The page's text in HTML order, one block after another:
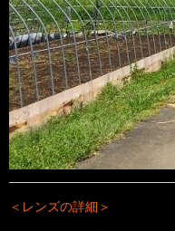
＜レンズの詳細＞